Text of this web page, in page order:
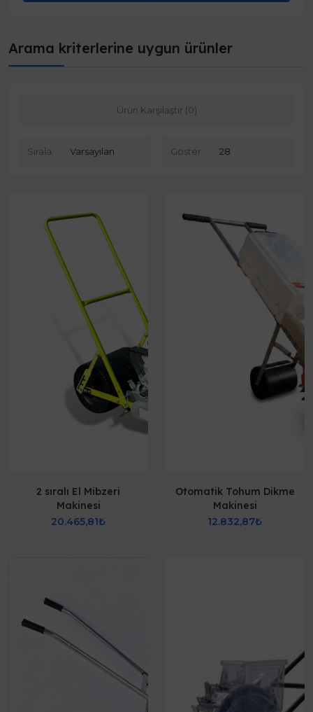
Arama kriterlerine uygun ürünler
Ürün Karşılaştır (0)
Sırala: Göster:
2 sıralı El Mibzeri
Makinesi
20.465,81₺
Otomatik Tohum Dikme
Makinesi
12.832,87₺